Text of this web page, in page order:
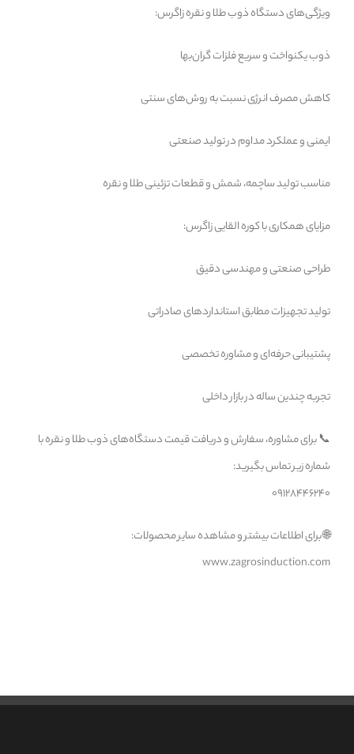
ویژگی‌های دستگاه ذوب طلا و نقره زاگرس:
ذوب یکنواخت و سریع فلزات گران‌بها
کاهش مصرف انرژی نسبت به روش‌های سنتی
ایمنی و عملکرد مداوم در تولید صنعتی
مناسب تولید ساچمه، شمش و قطعات تزئینی طلا و نقره
مزایای همکاری با کوره القایی زاگرس:
طراحی صنعتی و مهندسی دقیق
تولید تجهیزات مطابق استانداردهای صادراتی
پشتیبانی حرفه‌ای و مشاوره تخصصی
تجربه چندین ساله در بازار داخلی
📞 برای مشاوره، سفارش و دریافت قیمت دستگاه‌های ذوب طلا و نقره با
شماره زیر تماس بگیرید:
09128446240
🌐 برای اطلاعات بیشتر و مشاهده سایر محصولات:
www.zagrosinduction.com